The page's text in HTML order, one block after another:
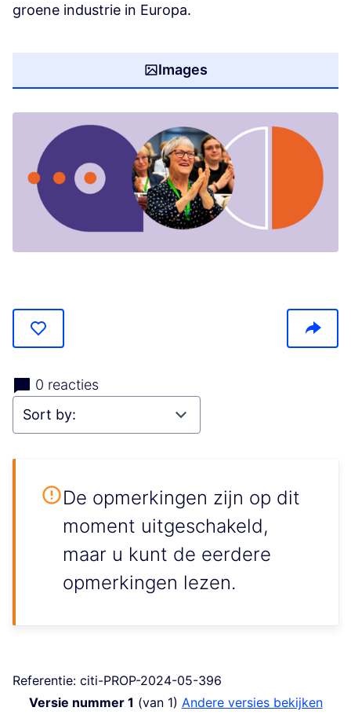
groene industrie in Europa.
Images
0 reacties
De opmerkingen zijn op dit
moment uitgeschakeld,
maar u kunt de eerdere
opmerkingen lezen.
Referentie: citi-PROP-2024-05-396
Versie nummer 1 (van 1) andere versies bekijken